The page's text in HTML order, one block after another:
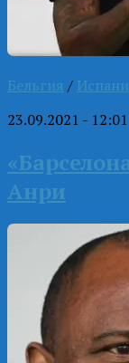
Бельгия /
23.09.2021 - 12:01
Анри